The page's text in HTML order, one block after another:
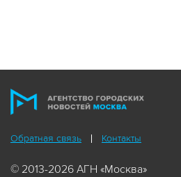
Обратная связь Контакты
© 2013-2026 АГН «Москва»